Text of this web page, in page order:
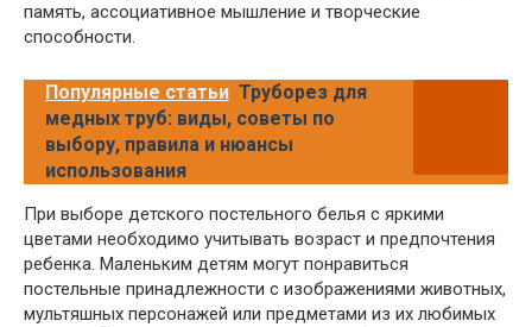
память, ассоциативное мышление и творческие
способности.
Популярные статьи Труборез для
медных труб: виды, советы по
выбору, правила и нюансы
использования
При выборе детского постельного белья с яркими
цветами необходимо учитывать возраст и предпочтения
ребенка. Маленьким детям могут понравиться
постельные принадлежности с изображениями животных,
мультяшных персонажей или предметами из их любимых